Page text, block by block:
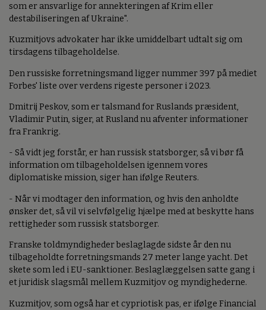
som er ansvarlige for annekteringen af Krim eller
destabiliseringen af Ukraine".
Kuzmitjovs advokater har ikke umiddelbart udtalt sig om
tirsdagens tilbageholdelse.
Den russiske forretningsmand ligger nummer 397 på mediet
Forbes' liste over verdens rigeste personer i 2023.
Dmitrij Peskov, som er talsmand for Ruslands præsident,
Vladimir Putin, siger, at Rusland nu afventer informationer
fra Frankrig.
- Så vidt jeg forstår, er han russisk statsborger, så vi bør få
information om tilbageholdelsen igennem vores
diplomatiske mission, siger han ifølge Reuters.
- Når vi modtager den information, og hvis den anholdte
ønsker det, så vil vi selvfølgelig hjælpe med at beskytte hans
rettigheder som russisk statsborger.
Franske toldmyndigheder beslaglagde sidste år den nu
tilbageholdte forretningsmands 27 meter lange yacht. Det
skete som led i EU-sanktioner. Beslaglæggelsen satte gang i
et juridisk slagsmål mellem Kuzmitjov og myndighederne.
Kuzmitjov, som også har et cypriotisk pas, er ifølge Financial